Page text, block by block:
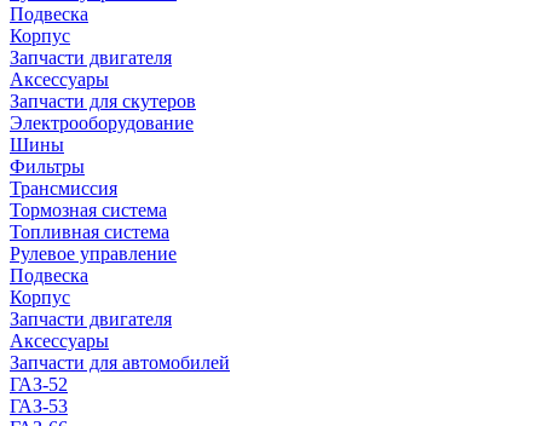
Подвеска
Корпус
Запчасти двигателя
Аксессуары
Запчасти для скутеров
Электрооборудование
Шины
Фильтры
Трансмиссия
Тормозная система
Топливная система
Рулевое управление
Подвеска
Корпус
Запчасти двигателя
Аксессуары
Запчасти для автомобилей
ГАЗ-52
ГАЗ-53